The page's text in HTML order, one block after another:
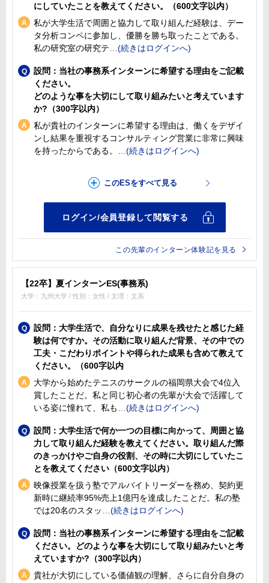
にしていたことを教えてください。（600文字以内）
私が大学生活で周囲と協力して取り組んだ経験は、デー
タ分析コンペに参加し、優勝を勝ち取ったことである。
私の研究室の研究テ
設問：当社の事務系インターンに希望する理由をご記載
ください。
どのような事を大切にして取り組みたいと考えています
か?（300字以内）
私が貴社のインターンに希望する理由は、働くをデザイ
ンし結果を重視するコンサルティング営業に非常に興味
を持ったからである。
この先輩のインターン体験記を見る
【22卒】夏インターンES(事務系)
大学：九州大学 / 性別：女性 / 文理：文系
設問：大学生活で、自分なりに成果を残せたと感じた経
験は何ですか。その活動に取り組んだ背景、その中での
工夫・こだわりポイントや得られた成果も含めて教えて
ください。（600字以内
大学から始めたテニスのサークルの福岡県大会で4位入
賞したことだ。私と同じ初心者の先輩が大会で活躍して
いる姿に憧れて、私も
設問：大学生活で何か一つの目標に向かって、周囲と協
力して取り組んだ経験を教えてください。取り組んだ際
のきっかけやご自身の役割、その時に大切にしていたこ
とを教えてください（600文字以内）
映像授業を扱う塾でアルバイトリーダーを務め、契約更
新時に継続率95%売上1億円を達成したことだ。私の塾
では20名のスタッ
設問：当社の事務系インターンに希望する理由をご記載
ください。どのような事を大切にして取り組みたいと考
えていますか?（300字以内）
貴社が大切にしている価値観の理解、さらに自分自身の